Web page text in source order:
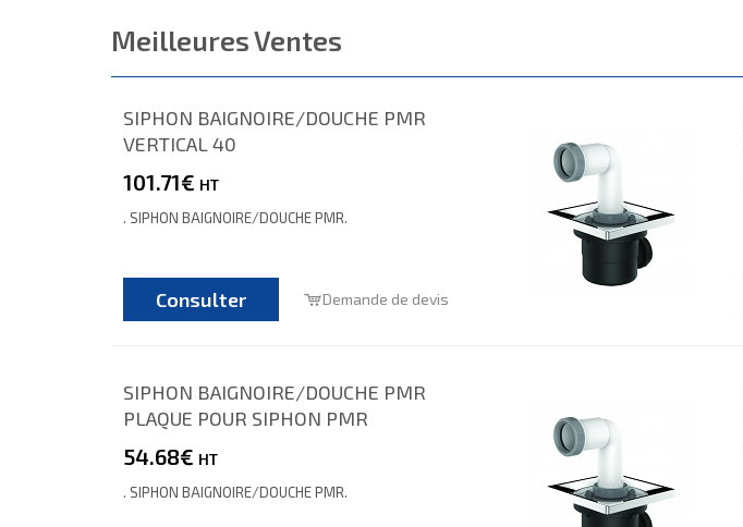
Meilleures Ventes
SIPHON BAIGNOIRE/DOUCHE PMR
VERTICAL 40
101.71€ HT
. SIPHON BAIGNOIRE/DOUCHE PMR.
Consulter Demande de devis
SIPHON BAIGNOIRE/DOUCHE PMR
PLAQUE POUR SIPHON PMR
54.68€ HT
. SIPHON BAIGNOIRE/DOUCHE PMR.